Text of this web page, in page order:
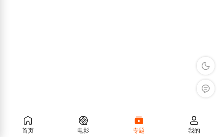
深色模
留言反
首页 电影 专题 我的